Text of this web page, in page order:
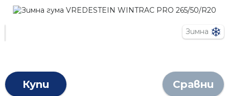
Зимна
Купи Сравни